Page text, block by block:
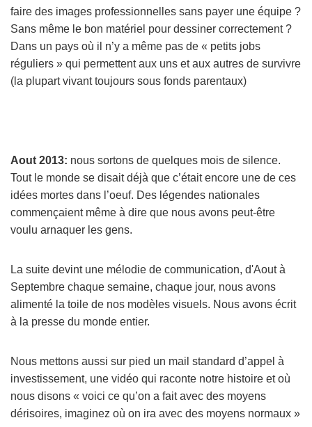
faire des images professionnelles sans payer une équipe ?
Sans même le bon matériel pour dessiner correctement ?
Dans un pays où il n’y a même pas de « petits jobs
réguliers » qui permettent aux uns et aux autres de survivre
(la plupart vivant toujours sous fonds parentaux)
Aout 2013: nous sortons de quelques mois de silence.
Tout le monde se disait déjà que c’était encore une de ces
idées mortes dans l’oeuf. Des légendes nationales
commençaient même à dire que nous avons peut-être
voulu arnaquer les gens.
La suite devint une mélodie de communication, d'Aout à
Septembre chaque semaine, chaque jour, nous avons
alimenté la toile de nos modèles visuels. Nous avons écrit
à la presse du monde entier.
Nous mettons aussi sur pied un mail standard d’appel à
investissement, une vidéo qui raconte notre histoire et où
nous disons « voici ce qu’on a fait avec des moyens
dérisoires, imaginez où on ira avec des moyens normaux »